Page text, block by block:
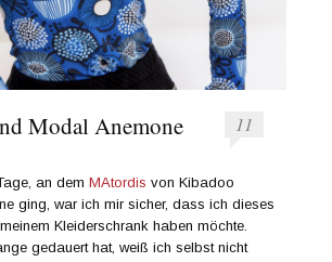
Modal Anemone
11
an demMAtordis von Kibadoo
ging, war ich mir sicher, dass ich dieses
Kleiderschrank haben möchte.
gedauert hat, weiß ich selbst nicht